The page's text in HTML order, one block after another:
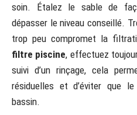
soin. Étalez le sable de
dépasser le niveau conseillé.
trop peu compromet la
filtre piscine, effectuez
suivi d’un rinçage, cela
résiduelles et d’éviter que
bassin.